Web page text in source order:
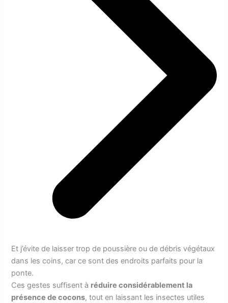
Et j’évite de laisser trop de poussière ou de débris végétaux
dans les coins, car ce sont des endroits parfaits pour la
ponte.
Ces gestes suffisent à réduire considérablement la
présence de cocons, tout en laissant les insectes utiles